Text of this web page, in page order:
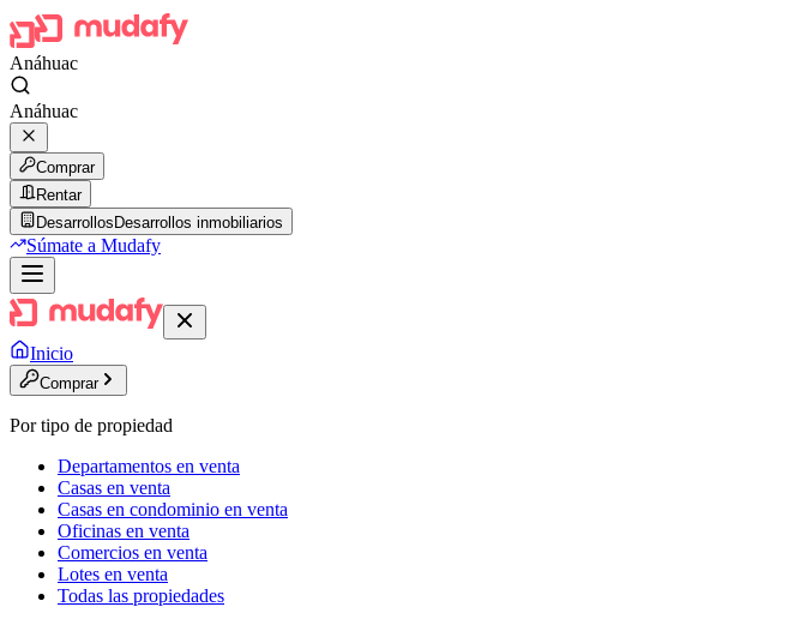
Anáhuac
Anáhuac
Comprar
Rentar
Desarrollos Desarrollos inmobiliarios
Súmate a Mudafy
Inicio
Comprar
Por tipo de propiedad
Departamentos en venta
Casas en venta
Casas en condominio en venta
Oficinas en venta
Comercios en venta
Lotes en venta
Todas las propiedades